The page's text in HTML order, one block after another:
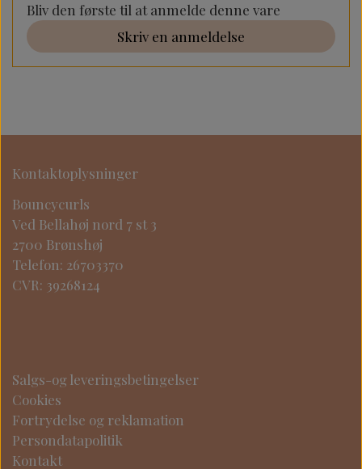
Bliv den første til at anmelde denne vare
Skriv en anmeldelse
Kontaktoplysninger
Bouncycurls
Ved Bellahøj nord 7 st 3
2700 Brønshøj
Telefon: 26703370
CVR: 39268124
Salgs-og leveringsbetingelser
Cookies
Fortrydelse og reklamation
Persondatapolitik
Kontakt